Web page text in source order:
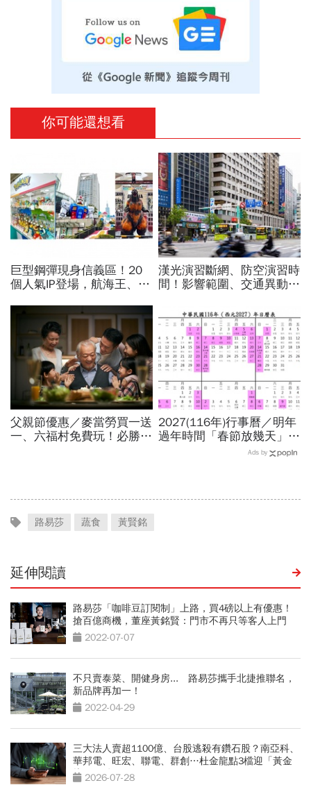
你可能還想看
巨型鋼彈現身信義區！20
個人氣IP登場，航海王、哥
點打卡熱點，活動只到這天
漢光演習斷網、防空演習時
間！影響範圍、交通異動…
鎮韌性演習不配合最高罰
15萬
父親節優惠／麥當勞買一送
一、六福村免費玩！必勝
2027(116年)行事曆／明年
過年時間「春節放幾天」、
寒假時間暑假日期？連假3
Ads by
路易莎 蔬食 黃賢銘
延伸閱讀
路易莎「咖啡豆訂閱制」上路，買4磅以上有優惠！
搶百億商機，董座黃銘賢：門市不再只等客人上門
2022-07-07
不只賣泰菜、開健身房... 路易莎攜手北捷推聯名，
新品牌再加一！
2022-04-29
三大法人賣超1100億、台股逃殺有鑽石股？南亞科、
華邦電、旺宏、聯電、群創…杜金龍點3檔迎「黃金
坑」買點
2026-07-28